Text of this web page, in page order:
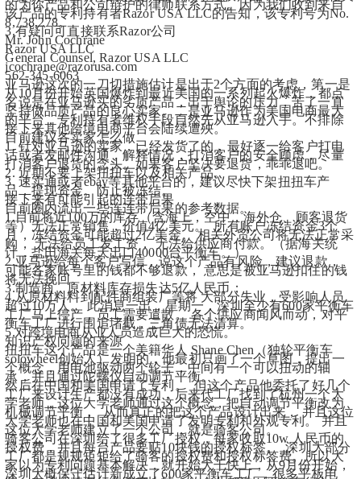
的为你产品和公司辩护的律师联系方式。因为我们收到来自
该产品的专利持有者Razor USA LLC的告知，该专利号为No.
8,738,278。
3.有疑问可直接联系Razor公司
Mr. John Cochrane
Razor USA LLC
General Counsel, Razor USA LLC
jcochrane@razorusa.com
562-345-6063
亚马逊这次的一刀切措施估计是出于2个方面的考虑，第一是
从10月份开始英国爆炸到最近美国的一系列起火爆炸，都点
名说是在亚马逊买的劣质产品，出于舆论的压力，苦了一直
坚持做品质产品的良心卖家。二是亚马逊作为美国电商最大
的平台，专利持有者维权手段自然先从亚马逊入手。不排除
接下来其他跨境电商平台会陆续遭殃。
目前建议各卖家怎么做
1. 针对亚马逊的卖家，已经发货了的，最好逐一给客户打电
话或者发邮件沟通，解释情况，打消客户的安全顾虑，尽量
打消客户退货的念头。如果客户坚决要退货，乖乖退吧。
2. 近期不要上架扭扭车以及相关产品。
3. 速卖通或者ebay等其他平台的，建议尽快下架扭扭车产
品，提现资金。防止被冻结。
接下来有可能引起的连带后果
目前圈内流出一些连连带后果的参考数据。
1.目前将近100万的库存（含海上，空中，海外仓、顾客退货
等）无法正常销售，价值4亿美元。  所有账户冻结资金3个
月，冻结资金可能超过2亿美金。 相关外贸公司将无法正常采
购， 无法给员工发工资， 无法给供应商付款。（据海关统
计，盐田海关每天出口40000台平衡车。）
2.亚马逊给每个客户写信，说这个产品有风险，建议退款，
可能各家账号里的钱都不够退款， 意思是被亚马逊扣住的钱
将无法挽回。
3.制造商，原材料库存损失达5亿人民币；
4.从原材料料到配件商组装厂等将 大部分失业，受影响人员
超过10万人。 此消息一出，星期一，深圳至少有600家平衡车
工厂马上停产，员工需要遣散。 各个供应商闻风而动，对平
衡车工厂进行围追堵截，三角债无法清算。
5.对跨境电商从业人员造成巨大的恐慌。
知识产权问题的来源
扭扭车这个产品是一个美籍华人 Shane Chen（独轮平衡车
solowheel创始人）发明的，他最初只画了一个草图，提出一
个概念，用电池驱动两个轮子，中间有一个可以扭动的轴
承，并且通过陀螺仪自动调节平衡。
然后在中国和美国申请了专利。  但这个产品他委托了好几个
工厂来设计生产都没有成功，后来代工厂找到了杭州一个大
学老师，这位大学老师通过这个概念，把自动调节平衡改为
机械调节平衡，  从而真正的把这个产品设计出来， 并且这位
大学老师也在中国和美国申请了发明专利和外观专利。 并且
这位大学老师建立了一个公司，就是骑客公司。
骑客公司在深圳给了很多工厂授权，每家收取10w 人民币的
授权费，并且每台产品要贴10块钱的授权标签。  深圳大部分
工厂都是规规矩矩给了骑客的授权费和授权标签费。所以大
家以为专利问题基本解决，就开始大干快上，从9月份开始，
深圳大概保守估计新成立了600家平衡车工厂，很多平板电